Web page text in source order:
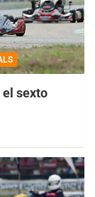
el sexto